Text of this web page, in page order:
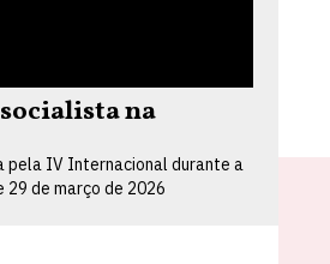
na
pela IV Internacional durante a
de março de 2026